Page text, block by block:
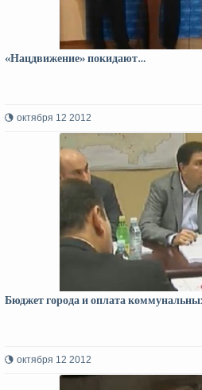
«Нацдвижение» покидают…
октября 12 2012
Бюджет города и оплата
октября 12 2012